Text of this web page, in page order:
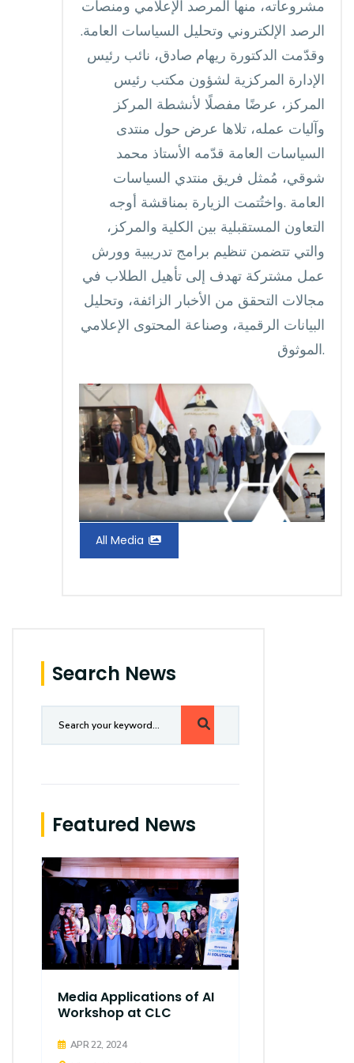
مشروعاته، منها المرصد الإعلامي ومنصات
الرصد الإلكتروني وتحليل السياسات العامة.
وقدّمت الدكتورة ريهام صادق، نائب رئيس
الإدارة المركزية لشؤون مكتب رئيس
المركز، عرضًا مفصلًا لأنشطة المركز
وآليات عمله، تلاها عرض حول منتدى
السياسات العامة قدّمه الأستاذ محمد
شوقي، مُمثل فريق منتدي السياسات
العامة .واختُتمت الزيارة بمناقشة أوجه
التعاون المستقبلية بين الكلية والمركز،
والتي تتضمن تنظيم برامج تدريبية وورش
عمل مشتركة تهدف إلى تأهيل الطلاب في
مجالات التحقق من الأخبار الزائفة، وتحليل
البيانات الرقمية، وصناعة المحتوى الإعلامي
الموثوق.
All Media
Search News
Featured News
Media Applications of AI
Workshop at CLC
APR 22, 2024